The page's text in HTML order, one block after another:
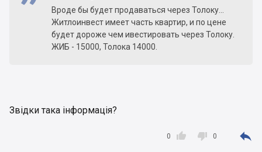
Вроде бы будет продаваться через Толоку...
Житлоинвест имеет часть квартир, и по цене
будет дороже чем ивестировать через Толоку.
ЖИБ - 15000, Толока 14000.
Звідки така інформація?

0  0 